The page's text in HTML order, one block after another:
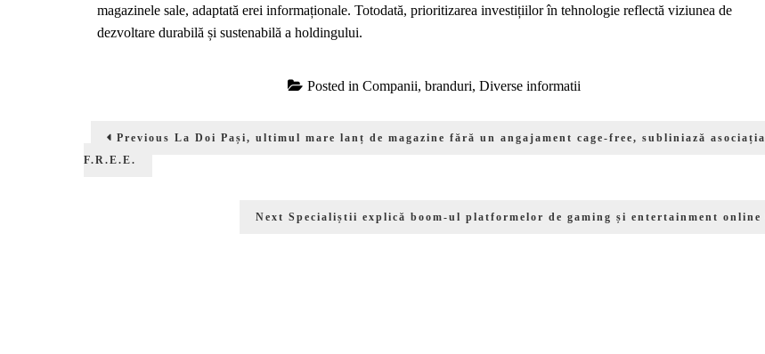
magazinele sale, adaptată erei informaționale. Totodată, prioritizarea investițiilor în tehnologie reflectă viziunea de
dezvoltare durabilă și sustenabilă a holdingului.
Posted inCompanii, branduri,Diverse informatii
în
Previous Previous
La Doi Pași, ultimul mare lanț de magazine fără un angajament cage-free, subliniază asociația
F.R.E.E.
Next Next
Specialiștii explică boom-ul platformelor de gaming și entertainment online